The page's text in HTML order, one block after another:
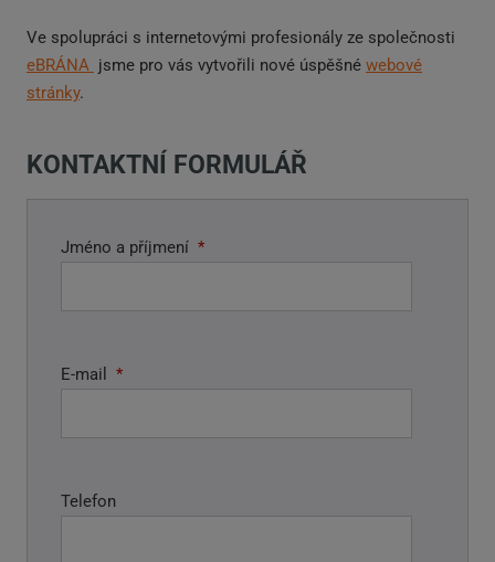
Ve spolupráci s internetovými profesionály ze společnosti
eBRÁNA jsme pro vás vytvořili nové úspěšné webové
stránky.
KONTAKTNÍ FORMULÁŘ
Jméno a příjmení *
E-mail *
Telefon